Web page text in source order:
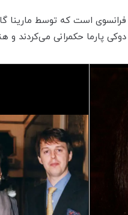
فرانسوی است که توسط
پارما حکمرانی می‌‌‌کردند و